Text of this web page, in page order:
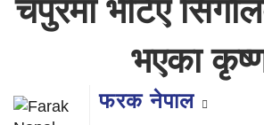
चपुरमा भेटिए
भएका
फरक नेपाल